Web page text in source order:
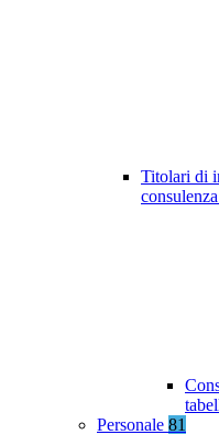
Titolari di
consulenza
Personale 81